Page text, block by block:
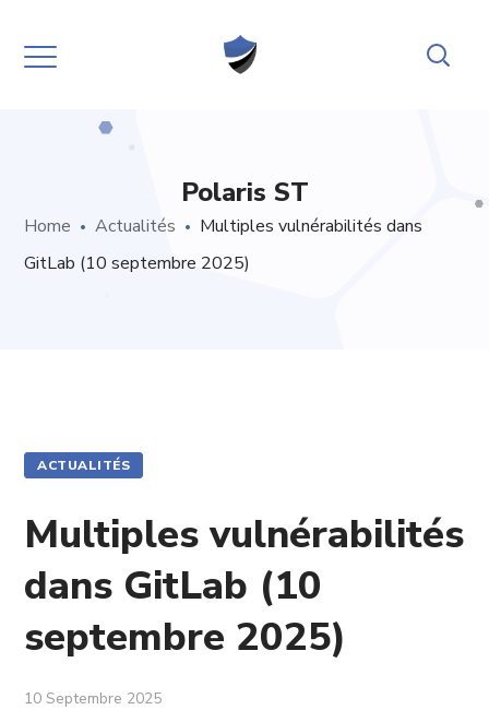
Polaris ST
Home Actualités
Multiples vulnérabilités dans
GitLab (10 septembre 2025)
ACTUALITÉS
Multiples vulnérabilités
dans GitLab (10
septembre 2025)
10 Septembre 2025